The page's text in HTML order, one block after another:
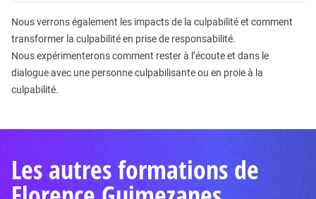
Nous verrons également les impacts de la culpabilité et comment
transformer la culpabilité en prise de responsabilité.
Nous expérimenterons comment rester à l’écoute et dans le
dialogue avec une personne culpabilisante ou en proie à la
culpabilité.
Les autres formations de